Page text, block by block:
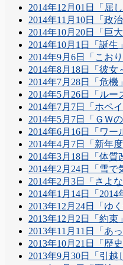
2014年12月01日「屈
2014年11月10日「政
2014年10月20日「巨
2014年10月1日「誕生
2014年9月6日「こお
2014年8月18日「彼
2014年7月28日「危機
2014年5月26日「ル
2014年7月7日「ホペ
2014年5月7日「ＧＷ
2014年6月16日「ワ
2014年4月7日「新年
2014年3月18日「体質
2014年2月24日「雪
2014年2月3日「さよ
2014年1月14日「
2013年12月24日「ゆ
2013年12月2日「約束
2013年11月11日「あ
2013年10月21日「歴
2013年9月30日「引